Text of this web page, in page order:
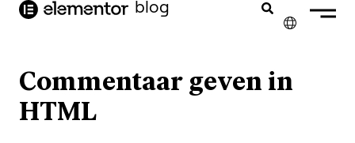
blog
ENGLISH
Commentaar geven in
HTML